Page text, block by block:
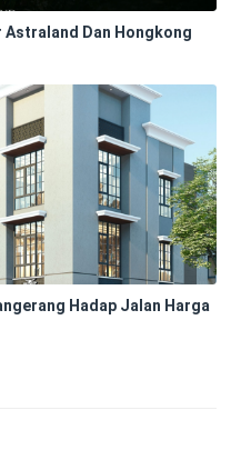
Astraland Dan Hongkong
Hadap Jalan Harga